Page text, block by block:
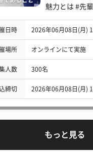
魅力とは #先
日時 2026年06月08日(月)
場所 オンラインにて実施
人数 300名
締切 2026年06月08日(月)
もっと見る